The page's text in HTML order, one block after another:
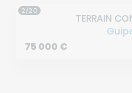
2/20
TERRAIN
75 000 €